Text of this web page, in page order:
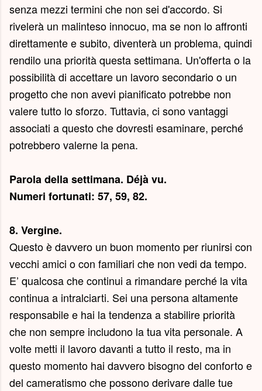
senza mezzi termini che non sei d'accordo. Si
rivelerà un malinteso innocuo, ma se non lo affronti
direttamente e subito, diventerà un problema, quindi
rendilo una priorità questa settimana. Un'offerta o la
possibilità di accettare un lavoro secondario o un
progetto che non avevi pianificato potrebbe non
valere tutto lo sforzo. Tuttavia, ci sono vantaggi
associati a questo che dovresti esaminare, perché
potrebbero valerne la pena.
Parola della settimana. Déjà vu.
Numeri fortunati: 57, 59, 82.
8. Vergine.
Questo è davvero un buon momento per riunirsi con
vecchi amici o con familiari che non vedi da tempo.
E’ qualcosa che continui a rimandare perché la vita
continua a intralciarti. Sei una persona altamente
responsabile e hai la tendenza a stabilire priorità
che non sempre includono la tua vita personale. A
volte metti il ​​lavoro davanti a tutto il resto, ma in
questo momento hai davvero bisogno del conforto e
del cameratismo che possono derivare dalle tue